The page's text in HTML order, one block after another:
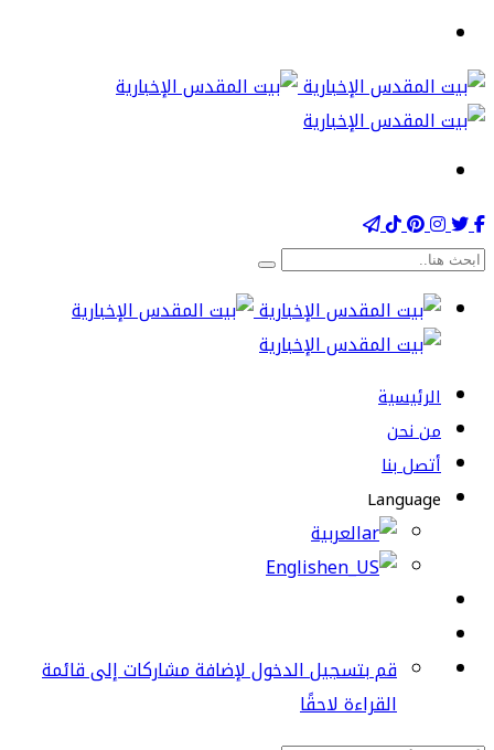
الرئيسية
من نحن
أتصل بنا
Language
العربية
English
قم بتسجيل الدخول لإضافة مشاركات إلى قائمة
القراءة لاحقًا